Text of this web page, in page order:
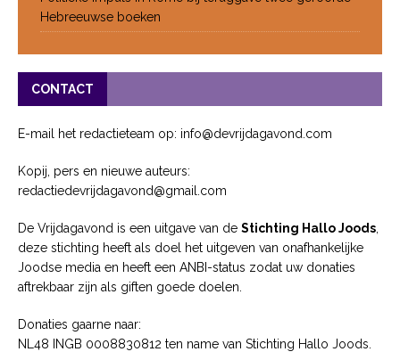
Hebreeuwse boeken
CONTACT
E-mail het redactieteam op: info@devrijdagavond.com
Kopij, pers en nieuwe auteurs:
redactiedevrijdagavond@gmail.com
De Vrijdagavond is een uitgave van de Stichting Hallo Joods
deze stichting heeft als doel het uitgeven van onafhankelijke
Joodse media en heeft een ANBI-status zodat uw donaties
aftrekbaar zijn als giften goede doelen.
Donaties gaarne naar:
NL48 INGB 0008830812 ten name van Stichting Hallo Joods.